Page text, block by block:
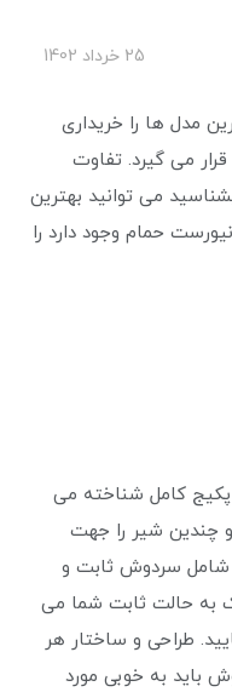
25 خرداد 1402
مدل ها را خریداری
می گیرد. تفاوت
می توانید بهترین
حمام وجود دارد را
کامل شناخته می
چندین شیر را جهت
شامل سردوش ثابت و
به حالت ثابت شما می
طراحی و ساختار هر
باید به‌ خوبی مورد